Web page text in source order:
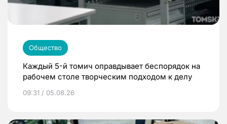
Общество
Каждый 5-й томич оправдывает беспорядок на
рабочем столе творческим подходом к делу
09:31 / 05.08.26